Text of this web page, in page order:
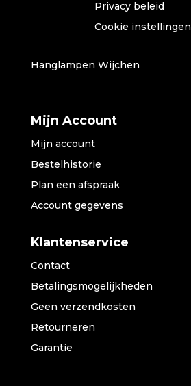
Privacy beleid
Cookie instellingen
Hanglampen Wijchen
Mijn Account
Mijn account
Bestelhistorie
Plan een afspraak
Account gegevens
Klantenservice
Contact
Betalingsmogelijkheden
Geen verzendkosten
Retourneren
Garantie